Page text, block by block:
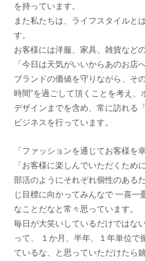
を持っています。
また私たちは、ライフスタイルと
す。
お客様には洋服、家具、雑貨など
「今日は天気がいいからあのお店
ブランドの価値を守りながら、そ
時間”を過ごして頂くことを考え
デザインまでを含め、常に訪れる
ビジネスを行っています。
「ファッションを通じてお客様を
「お客様に楽しんでいただくため
部活のようにそれぞれ個性のある
じ目標に向かってみんなで 一喜一
なことだなと常々思っています。
毎日が大笑いしているだけではな
って、
１か月、半年、１年単位
ているな、と思っていただけたら嬉